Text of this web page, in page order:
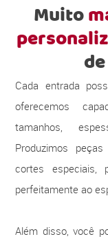
Muito
Cada entrada
oferecemos
tamanhos,
Produzimos
cortes especiais,
perfeitamente ao
Além disso, você